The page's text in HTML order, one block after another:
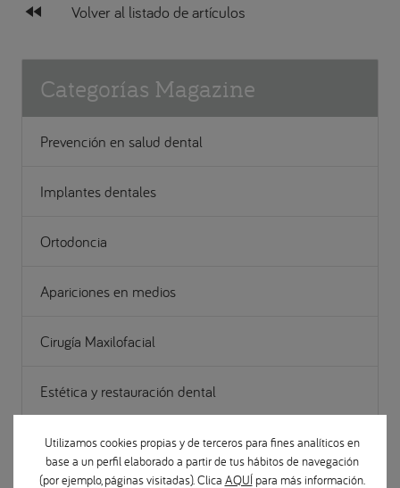
fast_rewind Volver al listado de artículos
Categorías Magazine
Prevención en salud dental
Implantes dentales
Ortodoncia
Apariciones en medios
Cirugía Maxilofacial
Estética y restauración dental
Gestión
Utilizamos cookies propias y de terceros para fines analíticos en
base a un perfil elaborado a partir de tus hábitos de navegación
(por ejemplo, páginas visitadas). Clica AQUÍpara más información.